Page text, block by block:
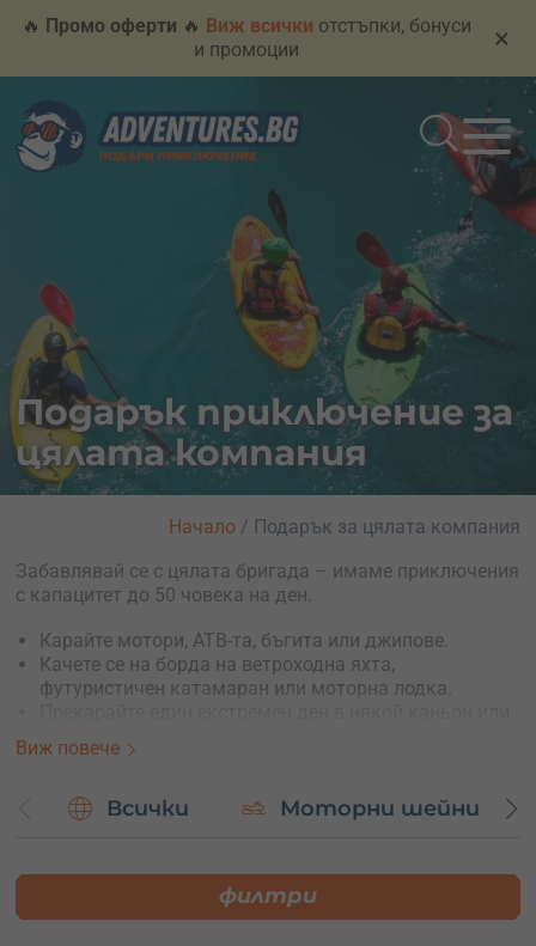
🔥 Промо оферти 🔥 Виж всички отстъпки, бонуси
и промоции
×
Подарък приключение за
цялата компания
Забавлявай се с цялата бригада – имаме приключения
с капацитет до 50 човека на ден.
Карайте мотори, АТВ-та, бъгита или джипове.
Качете се на борда на ветроходна яхта,
футуристичен катамаран или моторна лодка.
Спуснете се с рафтинг или каяк по Искър, Арда, Тара
Уникалното в случая е, че ще бъдете заедно. А за
организация на приключения само за вашата
Виж повече
Начало / Подарък за цялата компания
Всички Моторни шейни
филтри